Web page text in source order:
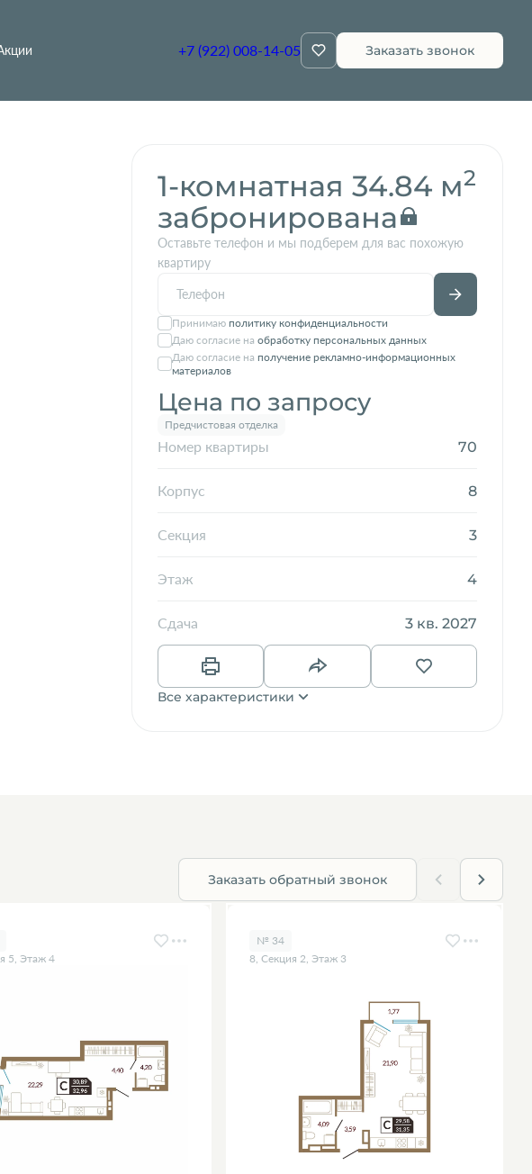
+7 (922) 008-14-05 Заказать звонок
Квартира забронирована
1-комнатная 34.84 м2
забронирована
Оставьте телефон и мы подберем для вас похожую
квартиру
Принимаю политику конфиденциальности
Даю согласие на обработку персональных данных
Даю согласие на получение рекламно-информационных
материалов
Цена по запросу
Предчистовая отделка
Номер квартиры 70
Корпус 8
Секция 3
Этаж 4
Сдача 3 кв. 2027
Все характеристики
Заказать обратный звонок
5, Этаж 4
№ 34
8, Секция 2, Этаж 3